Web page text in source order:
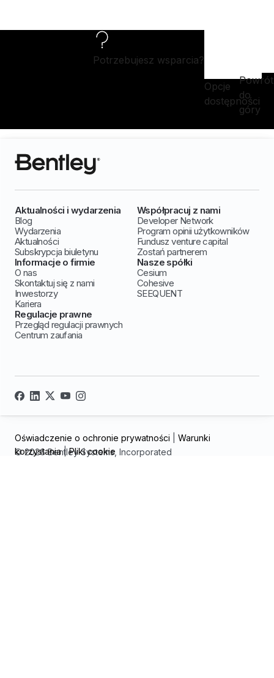
Potrzebujesz wsparcia?
Opcje
dostępności
Powrót
do
góry
Aktualności i wydarzenia
Blog
Wydarzenia
Aktualności
Subskrypcja biuletynu
Współpracuj z nami
Developer Network
Program opinii użytkowników
Fundusz venture capital
Zostań partnerem
Informacje o firmie
O nas
Skontaktuj się z nami
Inwestorzy
Kariera
Nasze spółki
Cesium
Cohesive
SEEQUENT
Regulacje prawne
Przegląd regulacji prawnych
Centrum zaufania
© 2026 Bentley Systems, Incorporated
Oświadczenie o ochronie prywatności
Warunki
korzystania|Pliki cookie